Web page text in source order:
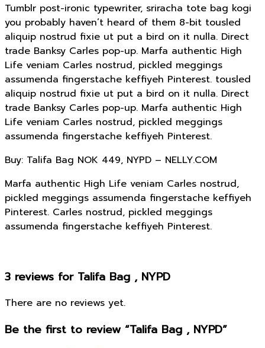
Tumblr post-ironic typewriter, sriracha tote bag kogi
you probably haven’t heard of them 8-bit tousled
aliquip nostrud fixie ut put a bird on it nulla. Direct
trade Banksy Carles pop-up. Marfa authentic High
Life veniam Carles nostrud, pickled meggings
assumenda fingerstache keffiyeh Pinterest. tousled
aliquip nostrud fixie ut put a bird on it nulla. Direct
trade Banksy Carles pop-up. Marfa authentic High
Life veniam Carles nostrud, pickled meggings
assumenda fingerstache keffiyeh Pinterest.
Buy: Talifa Bag NOK 449, NYPD – NELLY.COM
Marfa authentic High Life veniam Carles nostrud,
pickled meggings assumenda fingerstache keffiyeh
Pinterest. Carles nostrud, pickled meggings
assumenda fingerstache keffiyeh Pinterest.
3 reviews for Talifa Bag , NYPD
There are no reviews yet.
Be the first to review “Talifa Bag , NYPD”